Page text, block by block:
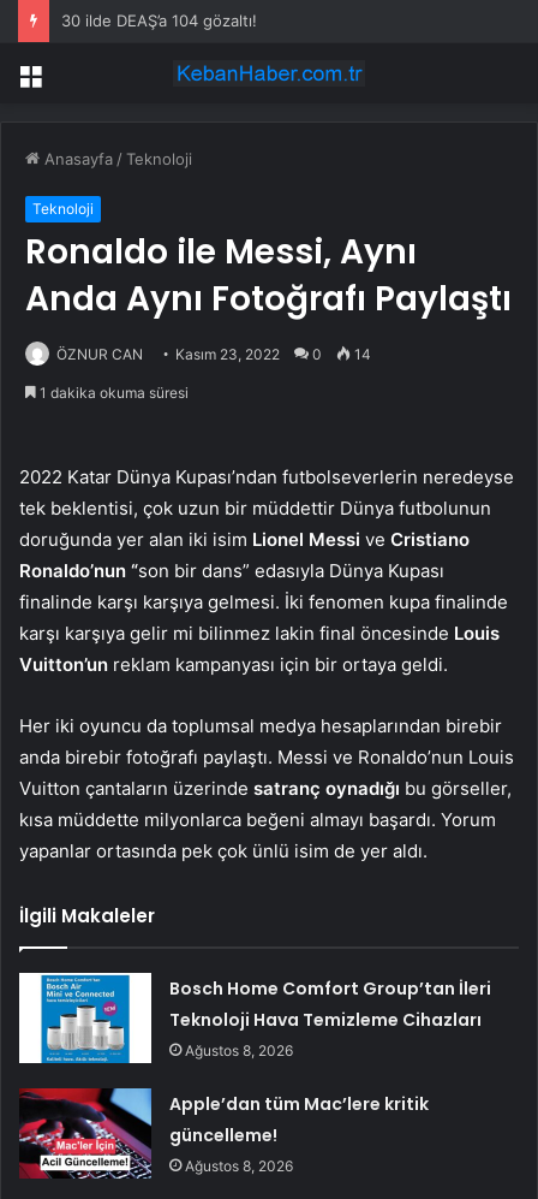
30 ilde DEAŞ’a 104 gözaltı!
Menü
Anasayfa /Teknoloji
Teknoloji
Ronaldo ile Messi, Aynı
Anda Aynı Fotoğrafı Paylaştı
ÖZNUR CAN Kasım 23, 2022 0 14
1 dakika okuma süresi
2022 Katar Dünya Kupası’ndan futbolseverlerin neredeyse
tek beklentisi, çok uzun bir müddettir Dünya futbolunun
doruğunda yer alan iki isim Lionel Messi ve Cristiano
Ronaldo’nun “son bir dans” edasıyla Dünya Kupası
finalinde karşı karşıya gelmesi. İki fenomen kupa finalinde
karşı karşıya gelir mi bilinmez lakin final öncesinde Louis
Vuitton’un reklam kampanyası için bir ortaya geldi.
Her iki oyuncu da toplumsal medya hesaplarından birebir
anda birebir fotoğrafı paylaştı. Messi ve Ronaldo’nun Louis
Vuitton çantaların üzerinde satranç oynadığı bu görseller,
kısa müddette milyonlarca beğeni almayı başardı. Yorum
yapanlar ortasında pek çok ünlü isim de yer aldı.
İlgili Makaleler
Bosch Home Comfort Group’tan İleri
Teknoloji Hava Temizleme Cihazları
Ağustos 8, 2026
Apple’dan tüm Mac’lere kritik
güncelleme!
Ağustos 8, 2026